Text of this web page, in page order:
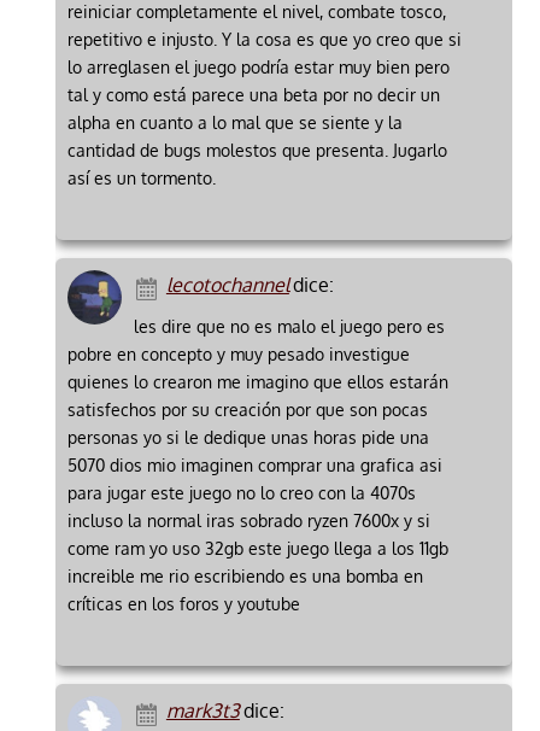
reiniciar completamente el nivel, combate tosco,
repetitivo e injusto. Y la cosa es que yo creo que si
lo arreglasen el juego podría estar muy bien pero
tal y como está parece una beta por no decir un
alpha en cuanto a lo mal que se siente y la
cantidad de bugs molestos que presenta. Jugarlo
así es un tormento.
lecotochanneldice:
les dire que no es malo el juego pero es
pobre en concepto y muy pesado investigue
quienes lo crearon me imagino que ellos estarán
satisfechos por su creación por que son pocas
personas yo si le dedique unas horas pide una
5070 dios mio imaginen comprar una grafica asi
para jugar este juego no lo creo con la 4070s
incluso la normal iras sobrado ryzen 7600x y si
come ram yo uso 32gb este juego llega a los 11gb
increible me rio escribiendo es una bomba en
críticas en los foros y youtube
mark3t3dice: